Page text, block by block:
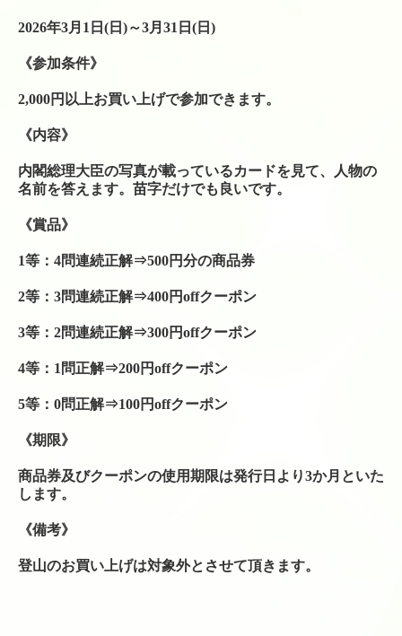
2026年3月1日(日)～3月31日(日)
《参加条件》
2,000円以上お買い上げで参加できます。
《内容》
内閣総理大臣の写真が載っているカードを見て、人物の
名前を答えます。苗字だけでも良いです。
《賞品》
1等：4問連続正解⇒500円分の商品券
2等：3問連続正解⇒400円offクーポン
3等：2問連続正解⇒300円offクーポン
4等：1問正解⇒200円offクーポン
5等：0問正解⇒100円offクーポン
《期限》
商品券及びクーポンの使用期限は発行日より3か月といた
します。
《備考》
登山のお買い上げは対象外とさせて頂きます。
店舗販売商品
ソフトテニスラケット
中古硬式テニスラケット
ラケット購入時の特典
ソフトテニスガット
バドミントンガット
シューズ
シダス・インソール
グリップテープ